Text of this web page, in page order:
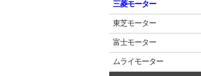
三菱モーター
東芝モーター
富士モーター
ムライモーター